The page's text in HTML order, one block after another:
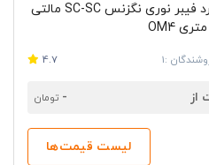
پچ کورد فیبر نوری نگزنس SC-SC مالتی
:1
4.7
از - تومان
لیست قیمت‌ها